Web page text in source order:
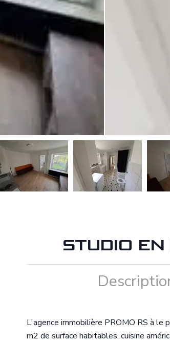
STUDIO
L'agence immobilière PROMO RS à le
m2 de surface habitables, cuisine